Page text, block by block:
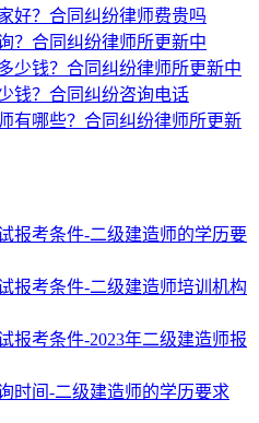
好？合同纠纷律师费贵吗
？合同纠纷律师所更新中
少钱？合同纠纷律师所更新中
钱？合同纠纷咨询电话
有哪些？合同纠纷律师所更新
报考条件-二级建造师的学历要
报考条件-二级建造师培训机构
报考条件-2023年二级建造师报
时间-二级建造师的学历要求